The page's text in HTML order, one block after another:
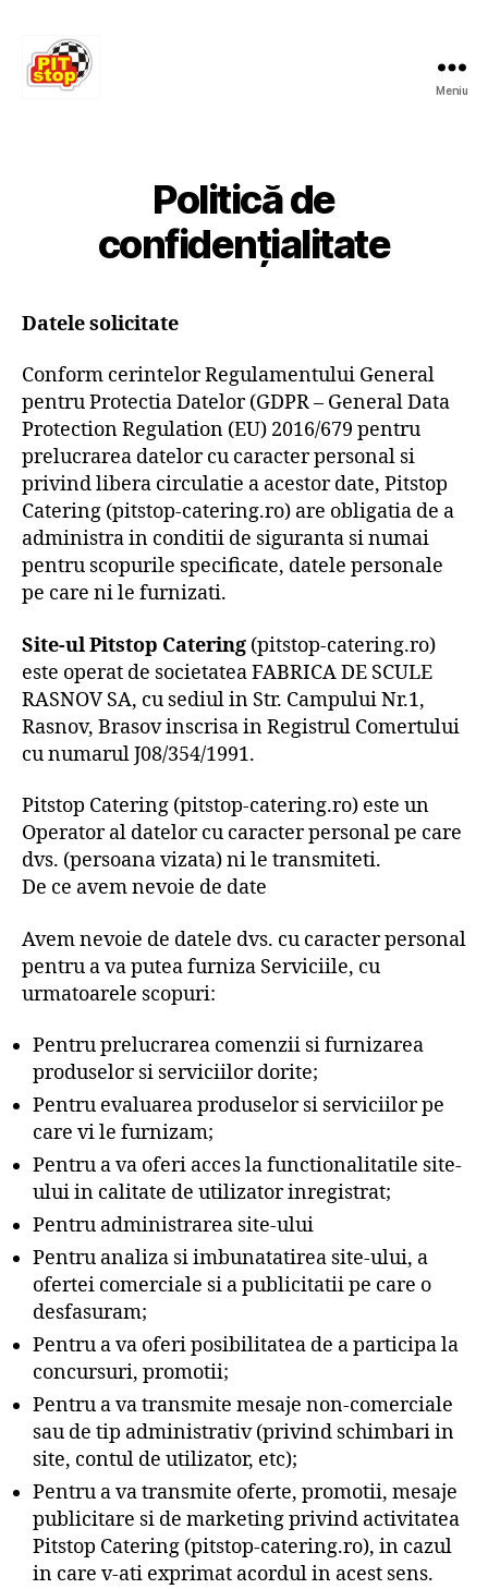
Meniu
Politică de
confidențialitate
Datele solicitate
Conform cerintelor Regulamentului General
pentru Protectia Datelor (GDPR – General Data
Protection Regulation (EU) 2016/679 pentru
prelucrarea datelor cu caracter personal si
privind libera circulatie a acestor date, Pitstop
Catering (pitstop-catering.ro) are obligatia de a
administra in conditii de siguranta si numai
pentru scopurile specificate, datele personale
pe care ni le furnizati.
Site-ul Pitstop Catering (pitstop-catering.ro)
este operat de societatea FABRICA DE SCULE
RASNOV SA, cu sediul in Str. Campului Nr.1,
Rasnov, Brasov inscrisa in Registrul Comertului
cu numarul J08/354/1991.
Pitstop Catering (pitstop-catering.ro) este un
Operator al datelor cu caracter personal pe care
dvs. (persoana vizata) ni le transmiteti.
De ce avem nevoie de date
Avem nevoie de datele dvs. cu caracter personal
pentru a va putea furniza Serviciile, cu
urmatoarele scopuri:
Pentru prelucrarea comenzii si furnizarea
produselor si serviciilor dorite;
Pentru evaluarea produselor si serviciilor pe
care vi le furnizam;
Pentru a va oferi acces la functionalitatile site-
ului in calitate de utilizator inregistrat;
Pentru administrarea site-ului
Pentru analiza si imbunatatirea site-ului, a
ofertei comerciale si a publicitatii pe care o
desfasuram;
Pentru a va oferi posibilitatea de a participa la
concursuri, promotii;
Pentru a va transmite mesaje non-comerciale
sau de tip administrativ (privind schimbari in
site, contul de utilizator, etc);
Pentru a va transmite oferte, promotii, mesaje
publicitare si de marketing privind activitatea
Pitstop Catering (pitstop-catering.ro), in cazul
in care v-ati exprimat acordul in acest sens.